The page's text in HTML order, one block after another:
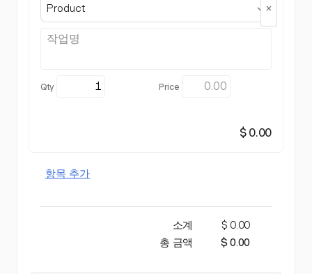
Product
$ 0.00
항목 추가
소계
$ 0.00
총 금액
$ 0.00